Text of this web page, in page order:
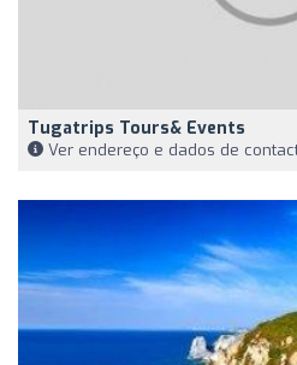
Tugatrips Tours& Events
Ver endereço e dados de